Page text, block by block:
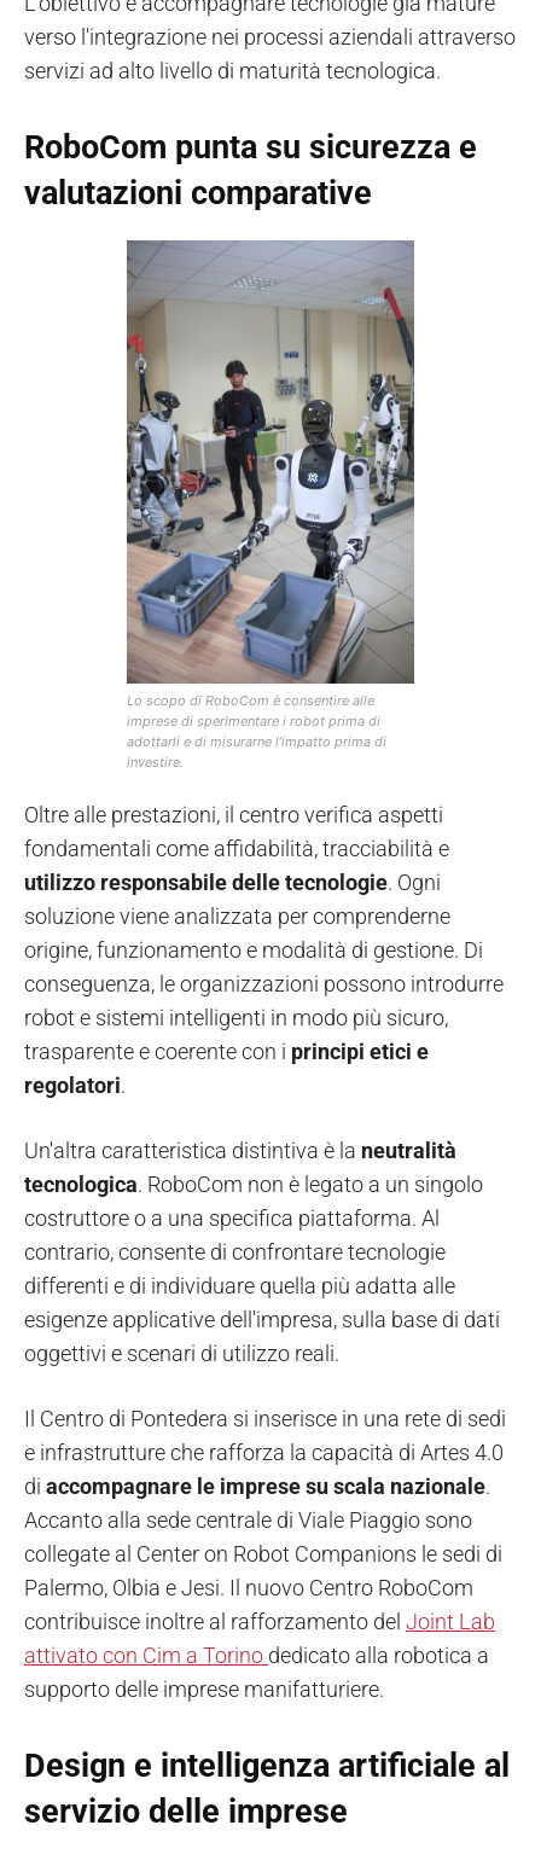
verso l'integrazione nei processi aziendali attraverso
servizi ad alto livello di maturità tecnologica.
RoboCom punta su sicurezza e
valutazioni comparative
Lo scopo di RoboCom è consentire alle
imprese di sperimentare i robot prima di
adottarli e di misurarne l’impatto prima di
investire.
Oltre alle prestazioni, il centro verifica aspetti
fondamentali come affidabilità, tracciabilità e
utilizzo responsabile delle tecnologie. Ogni
soluzione viene analizzata per comprenderne
origine, funzionamento e modalità di gestione. Di
conseguenza, le organizzazioni possono introdurre
robot e sistemi intelligenti in modo più sicuro,
trasparente e coerente con i principi etici e
regolatori.
Un'altra caratteristica distintiva è la neutralità
tecnologica. RoboCom non è legato a un singolo
costruttore o a una specifica piattaforma. Al
contrario, consente di confrontare tecnologie
differenti e di individuare quella più adatta alle
esigenze applicative dell'impresa, sulla base di dati
oggettivi e scenari di utilizzo reali.
Il Centro di Pontedera si inserisce in una rete di sedi
e infrastrutture che rafforza la capacità di Artes 4.0
di accompagnare le imprese su scala nazionale.
Accanto alla sede centrale di Viale Piaggio sono
collegate al Center on Robot Companions le sedi di
Palermo, Olbia e Jesi. Il nuovo Centro RoboCom
contribuisce inoltre al rafforzamento del Joint Lab
attivato con Cim a Torino dedicato alla robotica a
supporto delle imprese manifatturiere.
Design e intelligenza artificiale al
servizio delle imprese